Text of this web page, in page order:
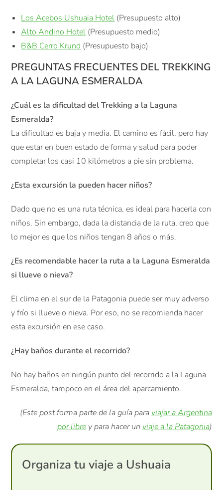
Los Acebos Ushuaia Hotel (Presupuesto alto)
Alto Andino Hotel (Presupuesto medio)
B&B Cerro Krund (Presupuesto bajo)
PREGUNTAS FRECUENTES DEL TREKKING
A LA LAGUNA ESMERALDA
¿Cuál es la dificultad del Trekking a la Laguna
Esmeralda?
La dificultad es baja y media. El camino es fácil, pero hay
que estar en buen estado de forma y salud para poder
completar los casi 10 kilómetros a pie sin problema.
¿Esta excursión la pueden hacer niños?
Dado que no es una ruta técnica, es ideal para hacerla con
niños. Sin embargo, dada la distancia de la ruta, creo que
lo mejor es que los niños tengan 8 años o más.
¿Es recomendable hacer la ruta a la Laguna Esmeralda
si llueve o nieva?
El clima en el sur de la Patagonia puede ser muy adverso
y frío si llueve o nieva. Por eso, no se recomienda hacer
esta excursión en ese caso.
¿Hay baños durante el recorrido?
No hay baños en ningún punto del recorrido a la Laguna
Esmeralda, tampoco en el área del aparcamiento.
(Este post forma parte de la guía para viajar a Argentina
por librey para hacer un viaje a la Patagonia)
Organiza tu viaje a Ushuaia